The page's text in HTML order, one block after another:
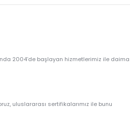
2004’de başlayan hizmetlerimiz ile daima
uluslararası sertifikalarımız ile bunu